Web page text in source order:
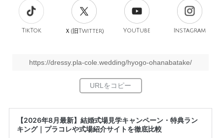
TikTok Ｘ(旧Twitter) YouTube Instagram
https://dressy.pla-cole.wedding/hyogo-ohanabatake/
【2026年8月最新】結婚式場見学キャンペーン・特典ラン
キング｜プラコレや式場紹介サイトを徹底比較